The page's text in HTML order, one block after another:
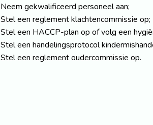
Neem gekwalificeerd personeel aan;
Stel een reglement klachtencommissie op;
Stel een HACCP-plan op of volg een
Stel een handelingsprotocol
Stel een reglement oudercommissie op.